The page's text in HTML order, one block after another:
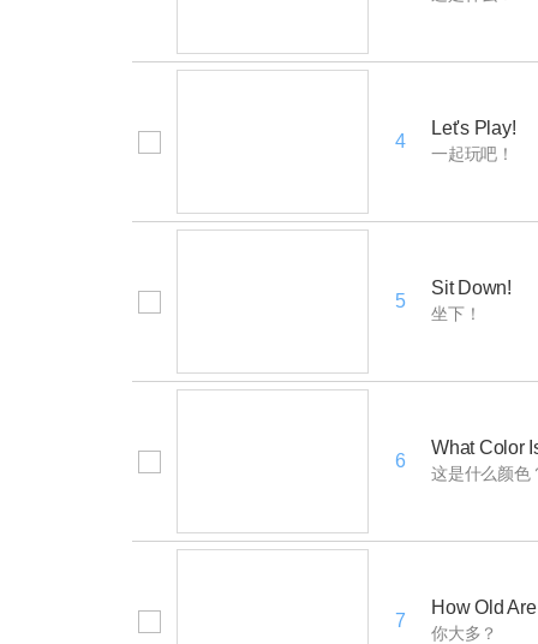
4
Let's Play!
一起玩吧！
5
Sit Down!
坐下！
6
What Color
这是什么颜色
7
How Old
你大多？